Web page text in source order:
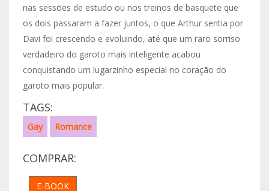
nas sessões de estudo ou nos treinos de basquete que
os dois passaram a fazer juntos, o que Arthur sentia por
Davi foi crescendo e evoluindo, até que um raro sorriso
verdadeiro do garoto mais inteligente acabou
conquistando um lugarzinho especial no coração do
garoto mais popular.
TAGS:
Gay Romance
COMPRAR:
E-BOOK